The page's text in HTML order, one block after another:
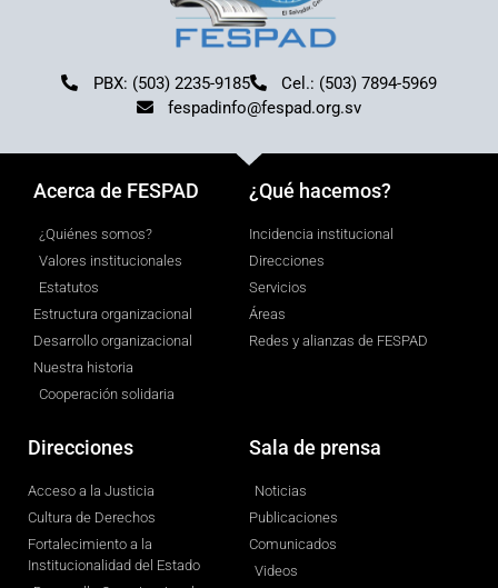
PBX: (503) 2235-9185
Cel.: (503) 7894-5969
fespadinfo@fespad.org.sv
Acerca de FESPAD
¿Quiénes somos?
Valores institucionales
Estatutos
Estructura organizacional
Desarrollo organizacional
Nuestra historia
Cooperación solidaria
¿Qué hacemos?
Incidencia institucional
Direcciones
Servicios
Áreas
Redes y alianzas de FESPAD
Direcciones
Acceso a la Justicia
Cultura de Derechos
Fortalecimiento a la
Institucionalidad del Estado
Sala de prensa
Noticias
Publicaciones
Comunicados
Videos